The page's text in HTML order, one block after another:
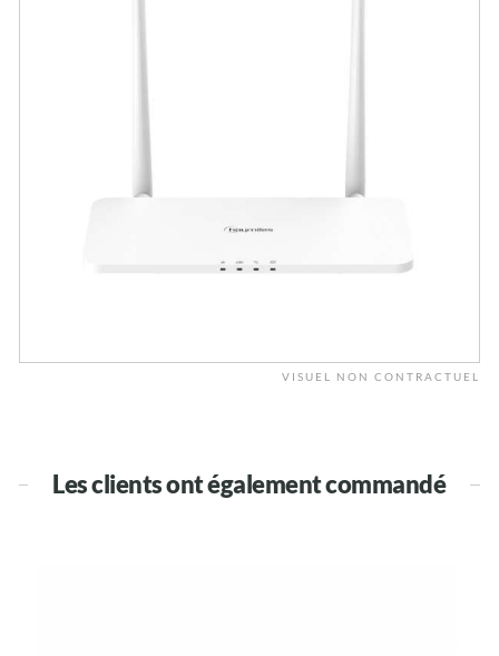
VISUEL NON CONTRACTUEL
Les clients ont également commandé